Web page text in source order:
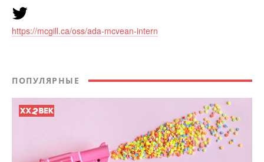
https://mcgill.ca/oss/ada-mcvean-intern
ПОПУЛЯРНЫЕ